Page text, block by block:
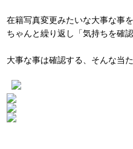
在籍写真変更みたいな大事な事
ちゃんと繰り返し「気持ちを確
大事な事は確認する、そんな当